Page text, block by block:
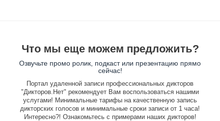
Что мы еще можем предложить?
Озвучьте промо ролик, подкаст или презентацию прямо
сейчас!
Портал удаленной записи профессиональных дикторов
"Дикторов.Нет" рекомендует Вам воспользоваться нашими
услугами! Минимальные тарифы на качественную запись
дикторских голосов и минимальные сроки записи от 1 часа!
Интересно?! Ознакомьтесь с примерами наших дикторов!